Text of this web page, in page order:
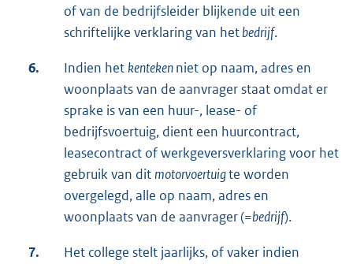
of van de bedrijfsleider blijkende uit een
schriftelijke verklaring van hetbedrijf.
6. Indien het kentekenniet op naam, adres en
woonplaats van de aanvrager staat omdat er
sprake is van een huur-, lease- of
bedrijfsvoertuig, dient een huurcontract,
leasecontract of werkgeversverklaring voor het
gebruik van dit motorvoertuigte worden
overgelegd, alle op naam, adres en
woonplaats van de aanvrager (=bedrijf).
7.
Het college stelt jaarlijks, of vaker indien